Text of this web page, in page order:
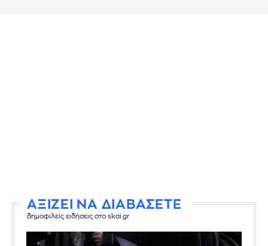
ΑΞΙΖΕΙ ΝΑ ΔΙΑΒΑΣΕΤΕ
δημοφιλείς ειδήσεις στο skai.gr